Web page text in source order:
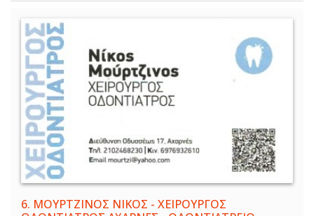
6. ΜΟΥΡΤΖΙΝΟΣ ΝΙΚΟΣ - ΧΕΙΡΟΥΡΓΟΣ